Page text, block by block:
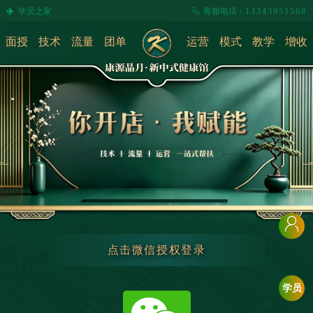
学员之家 客服电话： 13343951568
面授 技术 流量 团单 运营 模式 教学 增收
点击微信授权登录
学员